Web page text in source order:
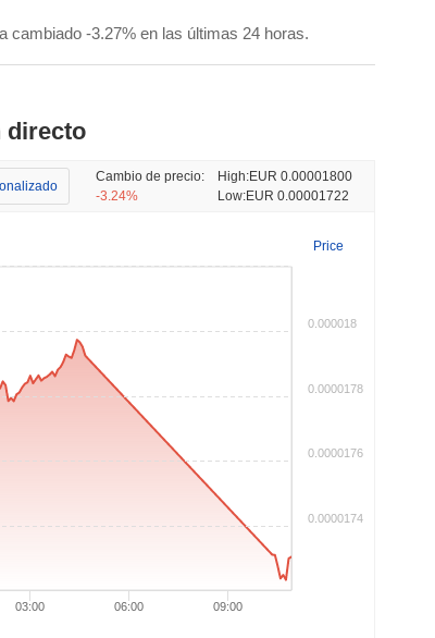
cambiado -3.27% en las últimas 24 horas.
directo
Cambio de precio:
-3.24%
High:EUR 0.00001800
Low:EUR 0.00001722
Price
03:00 06:00 09:00
0.0000174
0.0000176
0.0000178
0.000018